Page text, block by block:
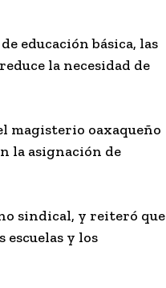
educación básica, las
la necesidad de
magisterio oaxaqueño
la asignación de
sindical, y reiteró que
y los